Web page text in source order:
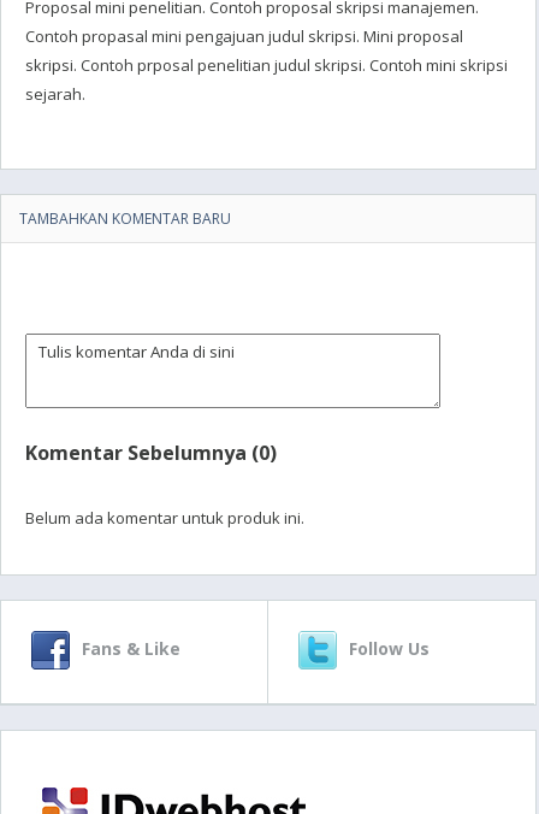
Proposal mini penelitian. Contoh proposal skripsi manajemen.
Contoh propasal mini pengajuan judul skripsi. Mini proposal
skripsi. Contoh prposal penelitian judul skripsi. Contoh mini skripsi
sejarah.
TAMBAHKAN KOMENTAR BARU
Komentar Sebelumnya (0)
Belum ada komentar untuk produk ini.
Fans & Like Follow Us